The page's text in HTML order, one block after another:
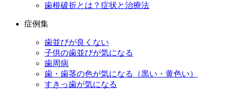
歯根破折とは？症状と治療法
症例集
歯並びが良くない
子供の歯並びが気になる
歯周病
歯・歯茎の色が気になる（黒い・黄色い）
すきっ歯が気になる